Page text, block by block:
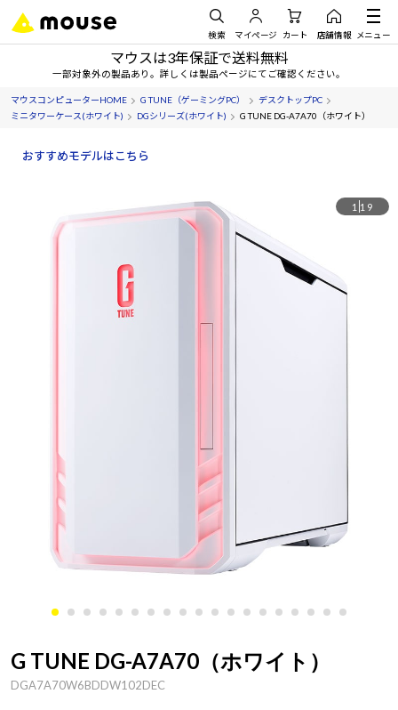
検索 マイページ カート 店舗情報 メニュー
マウスは3年保証で送料無料
一部対象外の製品あり。詳しくは製品ページにてご確認ください。
マウスコンピューターHOME G TUNE（ゲーミングPC）
デスクトップPC
ミニタワーケース(ホワイト)
DGシリーズ(ホワイト) G TUNE DG-A7A70（ホワイト）
おすすめモデルはこちら
1 19
G TUNE DG-A7A70（ホワイト）
DGA7A70W6BDDW102DEC